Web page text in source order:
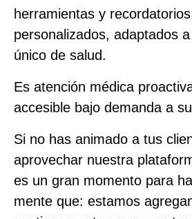
herramientas y
personalizados, adaptados
único de salud.
Es atención médica
accesible bajo demanda a
Si no has animado a tus
aprovechar nuestra
es un gran momento para
mente que: estamos